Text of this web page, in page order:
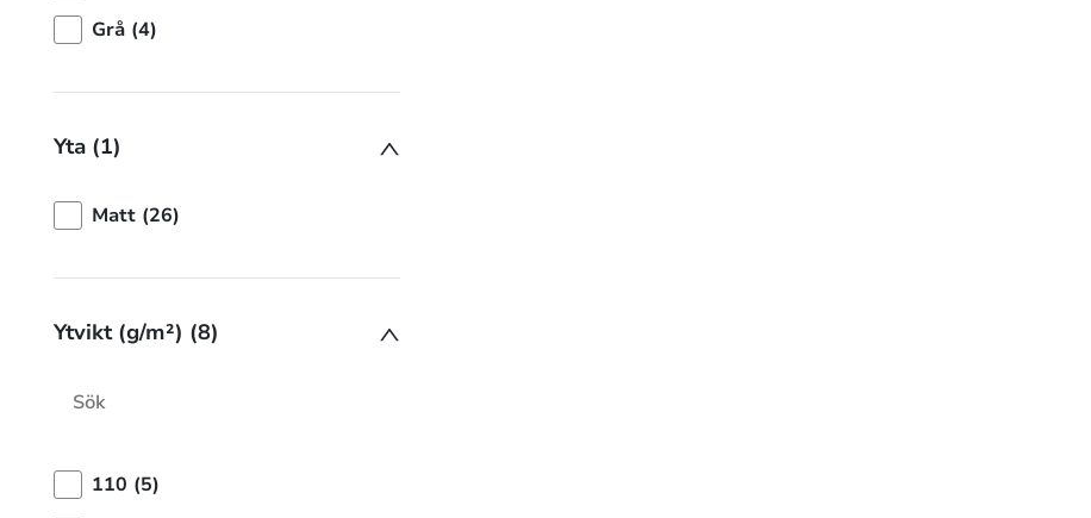
Grå (4)
Yta (1)
Matt (26)
Ytvikt (g/m²) (8)
110 (5)